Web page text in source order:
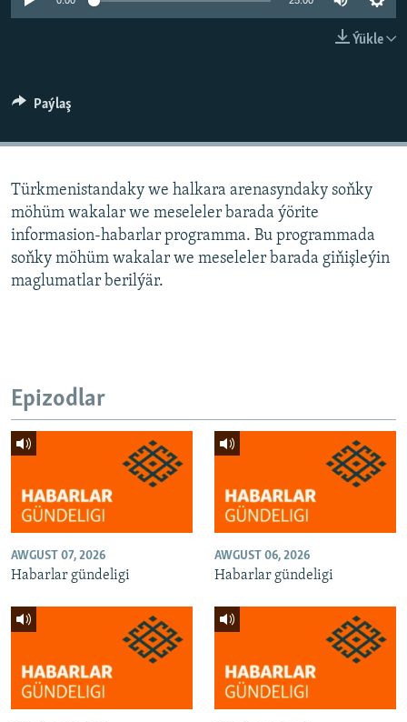
Ýükle
Paýlaş
Türkmenistandaky we halkara arenasyndaky soňky
möhüm wakalar we meseleler barada ýörite
informasion-habarlar programma. Bu programmada
soňky möhüm wakalar we meseleler barada giňişleýin
maglumatlar berilýär.
Epizodlar
AWGUST 07, 2026
Habarlar gündeligi
AWGUST 06, 2026
Habarlar gündeligi